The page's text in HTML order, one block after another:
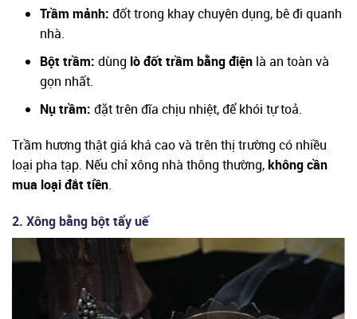
Trầm mảnh: đốt trong khay chuyên dụng, bê đi quanh
nhà.
Bột trầm: dùng lò đốt trầm bằng điện là an toàn và
gọn nhất.
Nụ trầm: đặt trên đĩa chịu nhiệt, để khói tự toả.
Trầm hương thật giá khá cao và trên thị trường có nhiều
loại pha tạp. Nếu chỉ xông nhà thông thường,không cần
mua loại đắt tiền.
2. Xông bằng bột tẩy uế